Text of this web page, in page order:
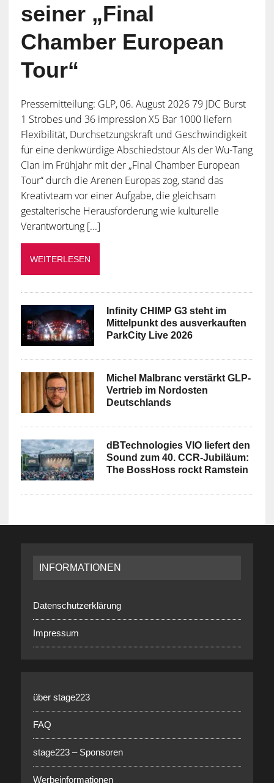
seiner „Final
Chamber European
Tour“
Pressemitteilung: GLP, 06. August 2026 79 JDC Burst
1 Strobes und 36 impression X5 Bar 1000 liefern
Flexibilität, Durchsetzungskraft und Geschwindigkeit
für eine denkwürdige Abschiedstour Als der Wu-Tang
Clan im Frühjahr mit der „Final Chamber European
Tour“ durch die Arenen Europas zog, stand das
Kreativteam vor einer Aufgabe, die gleichsam
gestalterische Herausforderung wie kulturelle
Verantwortung [...]
WEITERLESEN
Infinity CHIMP G3 steht im
Mittelpunkt des ausverkauften
ParkCity Live 2026
Michel Malbranc verstärkt GLP-
Vertrieb im Nordosten
Deutschlands
dBTechnologies VIO liefert den
Sound zum 40. CCR-Jubiläum:
The BossHoss rockt Ramstein
INFORMATIONEN
Datenschutzerklärung
Impressum
über stage223
FAQ
stage223 – Sponsoren
Werbeinformationen